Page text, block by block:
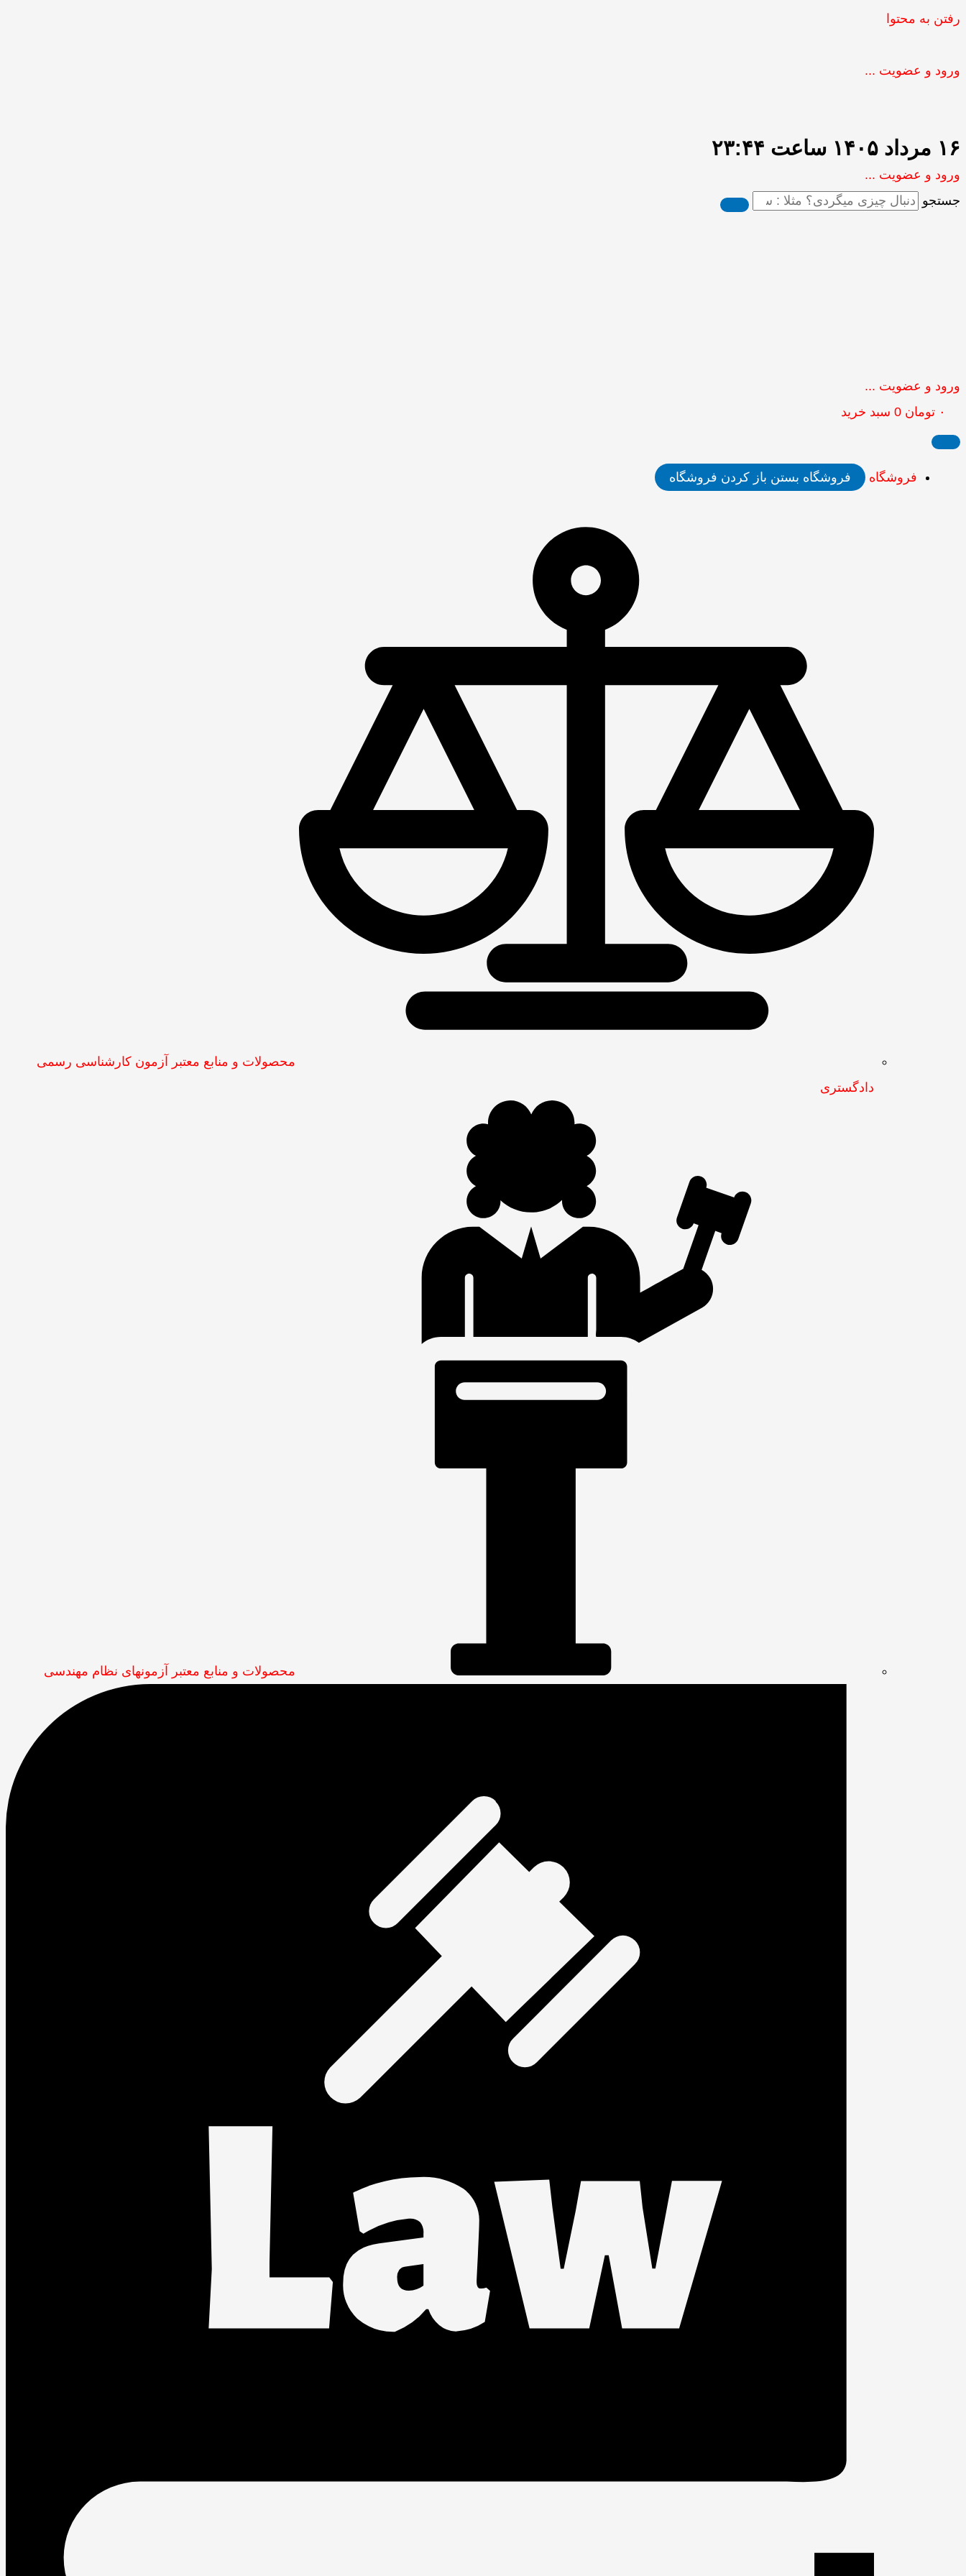
رفتن به محتوا
ورود و عضویت ...
۱۶ مرداد ۱۴۰۵ ساعت ۲۳:۴۴
ورود و عضویت ...
جستجو
ورود و عضویت ...
۰ تومان 0 سبد خرید
فروشگاه فروشگاه بستن باز کردن فروشگاه
محصولات و منابع معتبر آزمون کارشناسی رسمی
دادگستری
محصولات و منابع معتبر آزمونهای نظام مهندسی